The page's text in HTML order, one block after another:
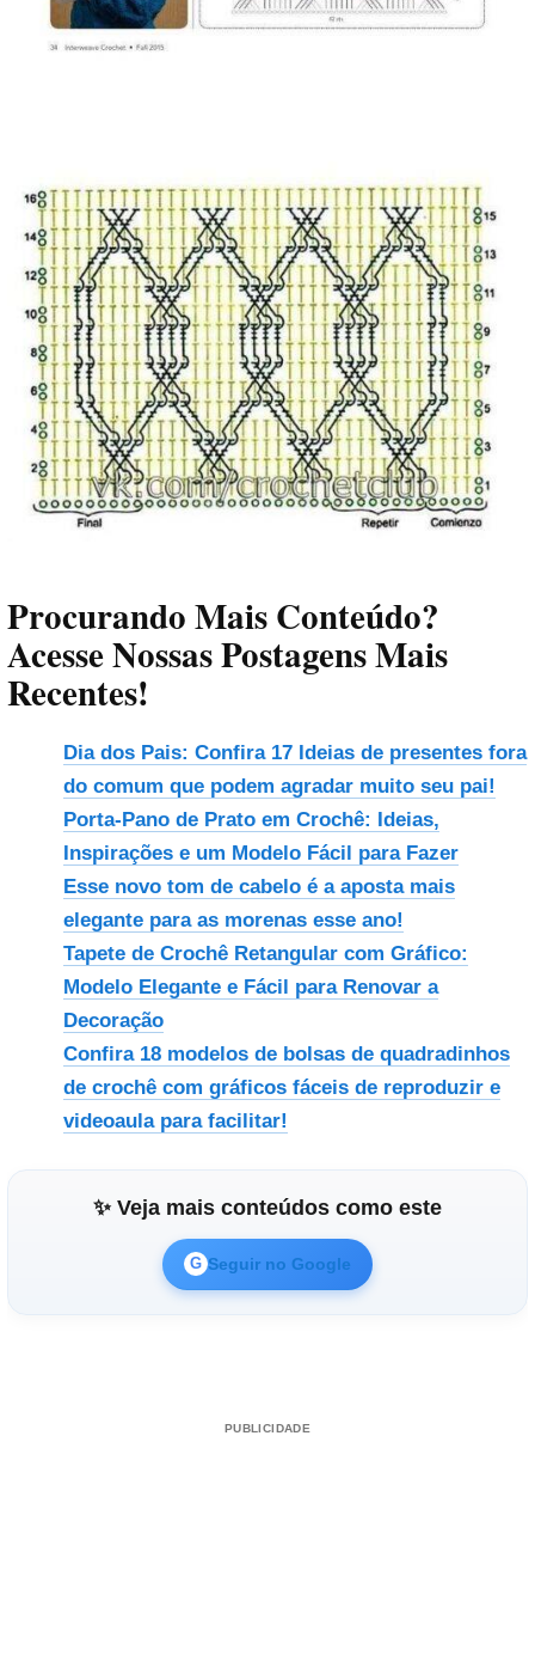
Procurando Mais Conteúdo?
Acesse Nossas Postagens Mais
Recentes!
Dia dos Pais: Confira 17 Ideias de presentes fora
do comum que podem agradar muito seu pai!
Porta-Pano de Prato em Crochê: Ideias,
Inspirações e um Modelo Fácil para Fazer
Esse novo tom de cabelo é a aposta mais
elegante para as morenas esse ano!
Tapete de Crochê Retangular com Gráfico:
Modelo Elegante e Fácil para Renovar a
Decoração
Confira 18 modelos de bolsas de quadradinhos
de crochê com gráficos fáceis de reproduzir e
videoaula para facilitar!
✨ Veja mais conteúdos como este
G Seguir no Google
PUBLICIDADE